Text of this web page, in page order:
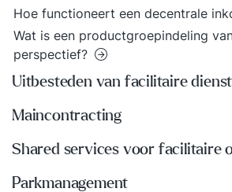
Hoe functioneert een decentrale
Wat is een productgroepindeling
perspectief?
Uitbesteden van facilitaire
Maincontracting
Shared services voor facilitaire
Parkmanagement